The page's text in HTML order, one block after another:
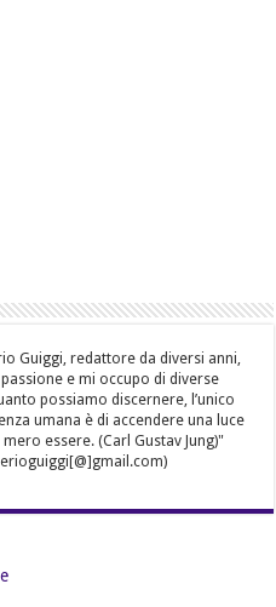
Guiggi, redattore da diversi anni,
e mi occupo di diverse
possiamo discernere, l’unico
umana è di accendere una luce
essere. (Carl Gustav Jung)"